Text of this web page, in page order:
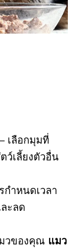
เลือกมุมที่
ว์เลี้ยงตัวอื่น
กำหนดเวลา
ะลด
วของคุณ แมว